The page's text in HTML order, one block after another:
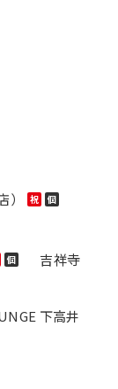
祝 個
個
吉祥寺
下高井